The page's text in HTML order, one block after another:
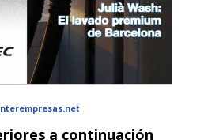
a continuación